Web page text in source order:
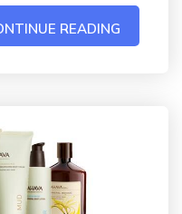
READING